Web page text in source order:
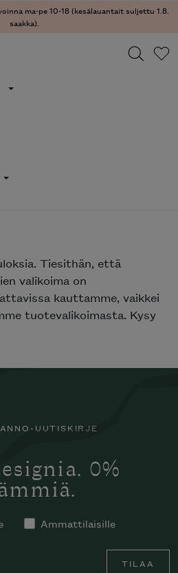
ma-pe 10-18 (kesälauantait suljettu 1.8.
saakka).
for results.
Tiesithän, että
valikoima on
kauttamme, vaikkei
tuotevalikoimasta. Kysy
UUTISKIRJE
0%
Ammattilaisille
TILAA